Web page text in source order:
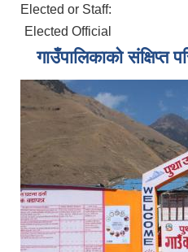
Elected or Staff:
Elected Official
गाउँपालिकाको संक्षिप्त